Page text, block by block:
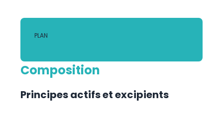
Composition
Principes actifs et excipients
PLAN